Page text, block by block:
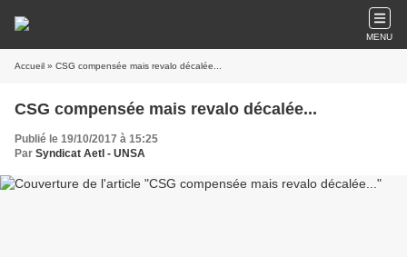
MENU
Accueil » CSG compensée mais revalo décalée...
CSG compensée mais revalo décalée...
Publié le 19/10/2017 à 15:25
Par Syndicat AetI - UNSA